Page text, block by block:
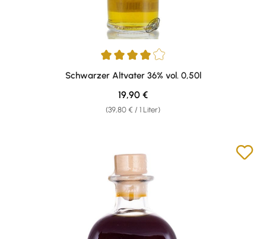
Durchschnittliche Bewertung von 4 von 5 Sternen
Schwarzer Altvater 36% vol. 0,50l
(39,80 € / 1 Liter)
Regulärer Preis:
19,90 €